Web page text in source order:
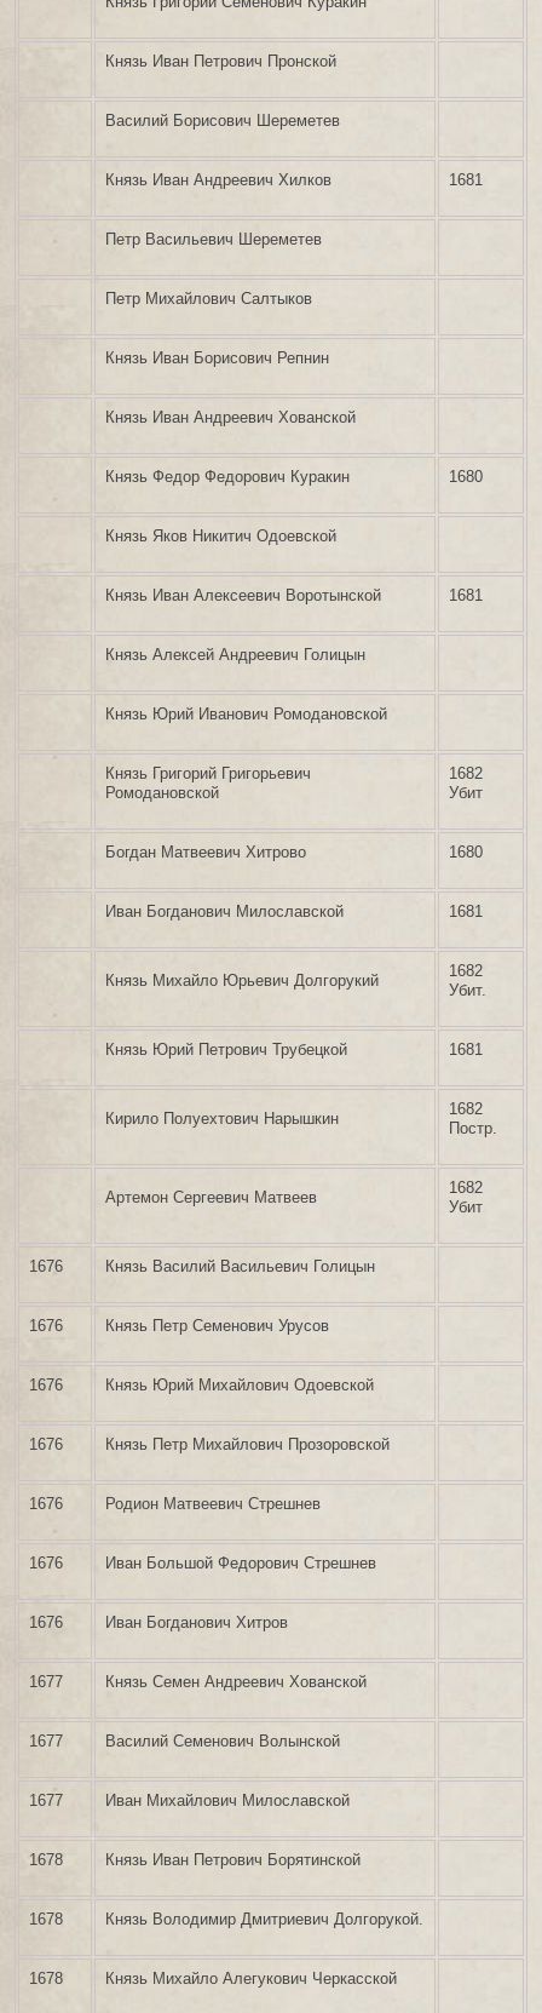
Князь Иван Петрович Пронской
Василий Борисович Шереметев
Князь Иван Андреевич Хилков 1681
Петр Васильевич Шереметев
Петр Михайлович Салтыков
Князь Иван Борисович Репнин
Князь Иван Андреевич Хованской
Князь Федор Федорович Куракин 1680
Князь Яков Никитич Одоевской
Князь Иван Алексеевич Воротынской 1681
Князь Алексей Андреевич Голицын
Князь Юрий Иванович Ромодановской
Князь Григорий Григорьевич
Ромодановской
1682
Убит
Богдан Матвеевич Хитрово 1680
Иван Богданович Милославской 1681
Князь Михайло Юрьевич Долгорукий
1682
Убит.
Князь Юрий Петрович Трубецкой 1681
Кирило Полуехтович Нарышкин
1682
Постр.
Артемон Сергеевич Матвеев
1682
Убит
1676 Князь Василий Васильевич Голицын
1676 Князь Петр Семенович Урусов
1676 Князь Юрий Михайлович Одоевской
1676 Князь Петр Михайлович Прозоровской
1676 Родион Матвеевич Стрешнев
1676 Иван Большой Федорович Стрешнев
1676 Иван Богданович Хитров
1677 Князь Семен Андреевич Хованской
1677 Василий Семенович Волынской
1677 Иван Михайлович Милославской
1678 Князь Иван Петрович Борятинской
1678 Князь Володимир Дмитриевич Долгорукой.
1678 Князь Михайло Алегукович Черкасской